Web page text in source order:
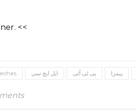
<<
ایل ایچ سی پی ٹی آئی پیمرا